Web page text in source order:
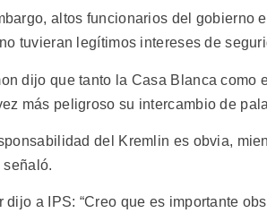
altos funcionarios del gobierno
tuvieran legítimos intereses de
dijo que tanto la Casa Blanca como
más peligroso su intercambio de
del Kremlin es obvia,
señaló.
dijo a IPS: “Creo que es importante